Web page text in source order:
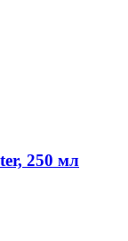
250 мл